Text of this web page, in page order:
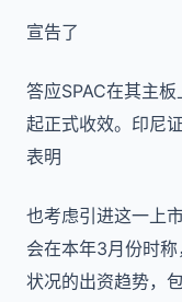
宣告了
答应SPAC在其主
起正式收效。印尼
表明
也考虑引进这一上
会在本年3月份时
状况的出资趋势，